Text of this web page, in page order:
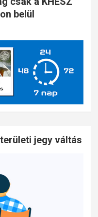
belül
területi jegy váltás